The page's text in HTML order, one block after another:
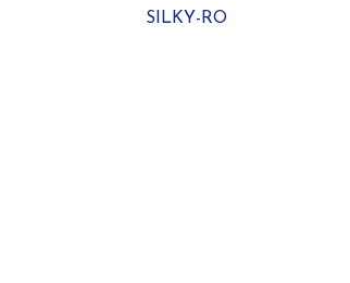
SILKY-RO